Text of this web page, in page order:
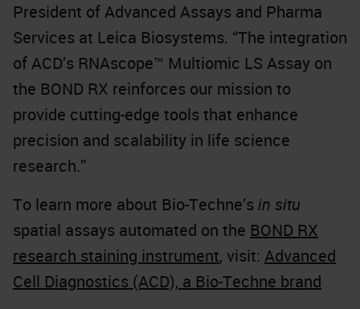
President of Advanced Assays and Pharma
Services at Leica Biosystems. “The integration
of ACD’s RNAscope™ Multiomic LS Assay on
the BOND RX reinforces our mission to
provide cutting-edge tools that enhance
precision and scalability in life science
research.”
To learn more about Bio-Techne’s in situ
spatial assays automated on the BOND RX
research staining instrument, visit: Advanced
Cell Diagnostics (ACD), a Bio-Techne brand